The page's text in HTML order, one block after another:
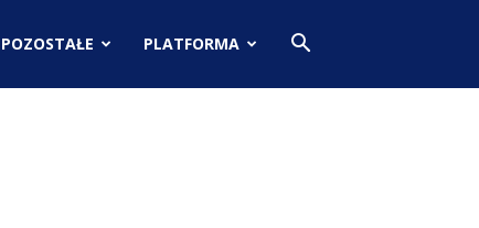
POZOSTAŁE PLATFORMA